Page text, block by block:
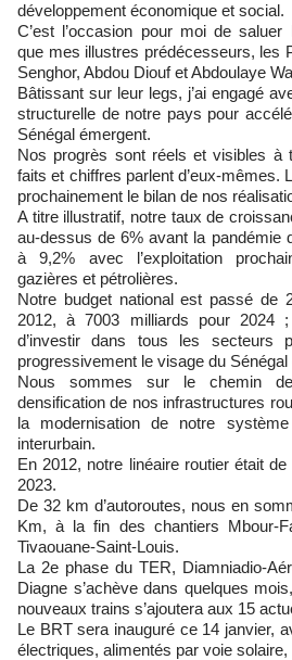
développement économique et social.
C’est l’occasion pour moi de
que mes illustres prédécesseurs, les
Senghor, Abdou Diouf et Abdoulaye
Bâtissant sur leur legs, j’ai engagé
structurelle de notre pays pour
Sénégal émergent.
Nos progrès sont réels et visibles à
faits et chiffres parlent d’eux-mêmes.
prochainement le bilan de nos
A titre illustratif, notre taux de
au-dessus de 6% avant la pandémie
à 9,2% avec l’exploitation
gazières et pétrolières.
Notre budget national est passé de
2012, à 7003 milliards pour 2024
d’investir dans tous les secteurs
progressivement le visage du Sénégal
Nous sommes sur le chemin
densification de nos infrastructures
la modernisation de notre
interurbain.
En 2012, notre linéaire routier était
2023.
De 32 km d’autoroutes, nous en
Km, à la fin des chantiers Mbour-
Tivaouane-Saint-Louis.
La 2e phase du TER, Diamniadio-
Diagne s’achève dans quelques
nouveaux trains s’ajoutera aux 15
Le BRT sera inauguré ce 14 janvier,
électriques, alimentés par voie